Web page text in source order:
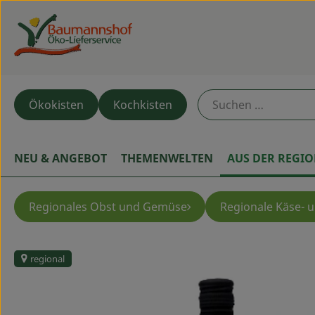
Ökokisten Kochkisten
NEU & ANGEBOT THEMENWELTEN AUS DER
Regionales Obst und Gemüse Regionale Käse-
regional